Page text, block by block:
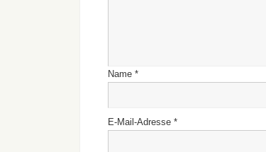
Name *
E-Mail-Adresse *